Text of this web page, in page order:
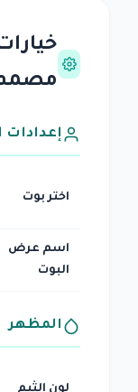
مصمم
إعدادات
اختر بوت
اسم عرض
البوت
المظهر
لون الثيم